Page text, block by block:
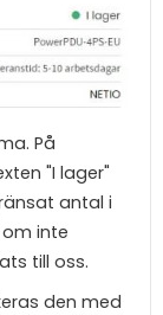
På
"I lager"
antal i
inte
till oss.
den med